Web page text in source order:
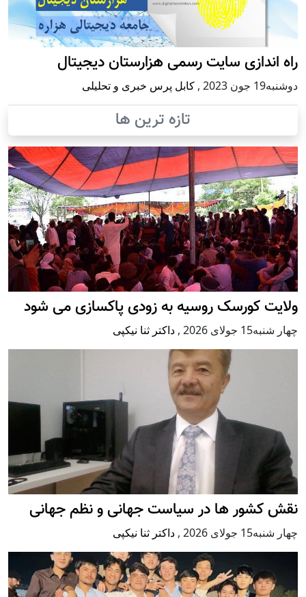
راه اندازی سایت رسمی هزارستان دیجیتال
دوشنبه19 جون 2023 , کابل پرس خبری و تحلیلی
تازه ترین ها
ولایت کورسک روسیه به زودی پاکسازی می شود
چهار شنبه15 جولای 2026 , داکتر ثنا نیکپی
نقش کشور ها در سیاست جهانی و نظم جهانی
چهار شنبه15 جولای 2026 , داکتر ثنا نیکپی